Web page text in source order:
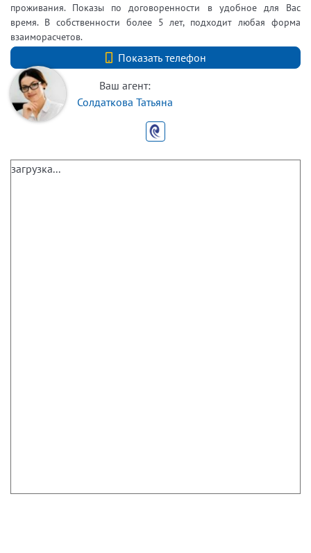
проживания. Показы по договоренности в удобное для Вас
время. В собственности более 5 лет, подходит любая форма
взаиморасчетов.
Показать телефон
+7 (812) 740-70-40
Ваш агент:
Солдаткова Татьяна
загрузка...